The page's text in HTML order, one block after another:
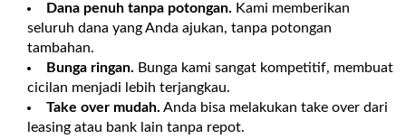
Dana penuh tanpa potongan. Kami memberikan
seluruh dana yang Anda ajukan, tanpa potongan
tambahan.
Bunga ringan. Bunga kami sangat kompetitif, membuat
cicilan menjadi lebih terjangkau.
Take over mudah. Anda bisa melakukan take over dari
leasing atau bank lain tanpa repot.